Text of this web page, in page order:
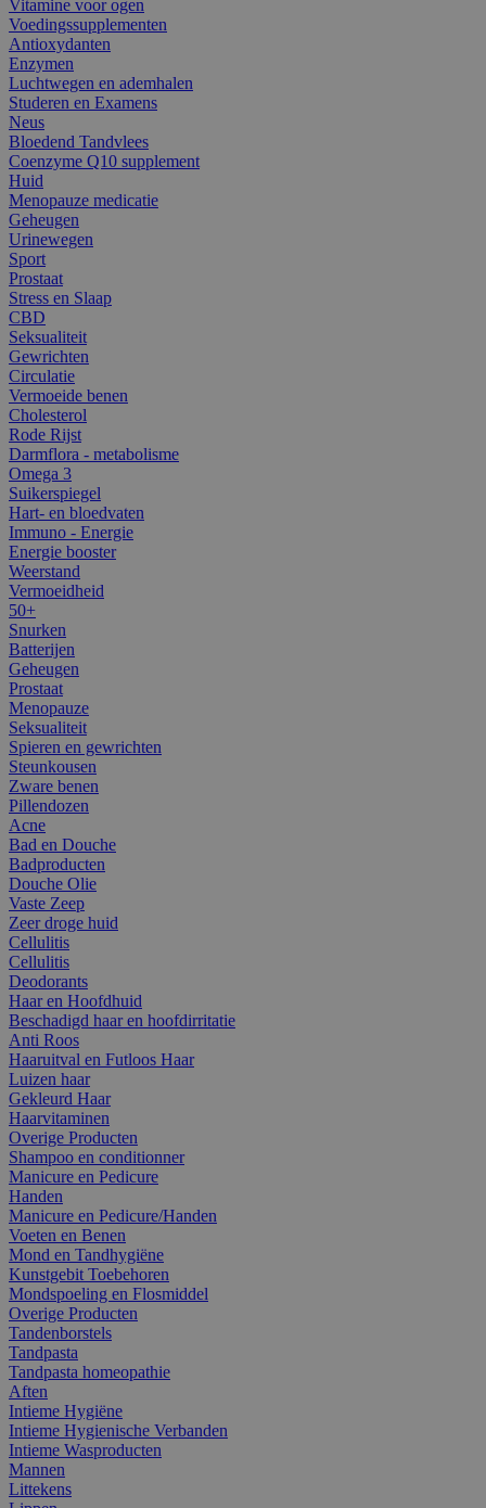
Vitamine voor ogen
Voedingssupplementen
Antioxydanten
Enzymen
Luchtwegen en ademhalen
Studeren en Examens
Neus
Bloedend Tandvlees
Coenzyme Q10 supplement
Huid
Menopauze medicatie
Geheugen
Urinewegen
Sport
Prostaat
Stress en Slaap
CBD
Seksualiteit
Gewrichten
Circulatie
Vermoeide benen
Cholesterol
Rode Rijst
Darmflora - metabolisme
Omega 3
Suikerspiegel
Hart- en bloedvaten
Immuno - Energie
Energie booster
Weerstand
Vermoeidheid
50+
Snurken
Batterijen
Geheugen
Prostaat
Menopauze
Seksualiteit
Spieren en gewrichten
Steunkousen
Zware benen
Pillendozen
Acne
Bad en Douche
Badproducten
Douche Olie
Vaste Zeep
Zeer droge huid
Cellulitis
Cellulitis
Deodorants
Haar en Hoofdhuid
Beschadigd haar en hoofdirritatie
Anti Roos
Haaruitval en Futloos Haar
Luizen haar
Gekleurd Haar
Haarvitaminen
Overige Producten
Shampoo en conditionner
Manicure en Pedicure
Handen
Manicure en Pedicure/Handen
Voeten en Benen
Mond en Tandhygiëne
Kunstgebit Toebehoren
Mondspoeling en Flosmiddel
Overige Producten
Tandenborstels
Tandpasta
Tandpasta homeopathie
Aften
Intieme Hygiëne
Intieme Hygienische Verbanden
Intieme Wasproducten
Mannen
Littekens